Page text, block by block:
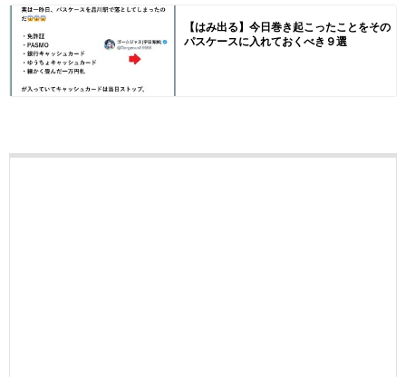
【はみ出る】今日巻き起こったことをその
パスケースに入れておくべき９選